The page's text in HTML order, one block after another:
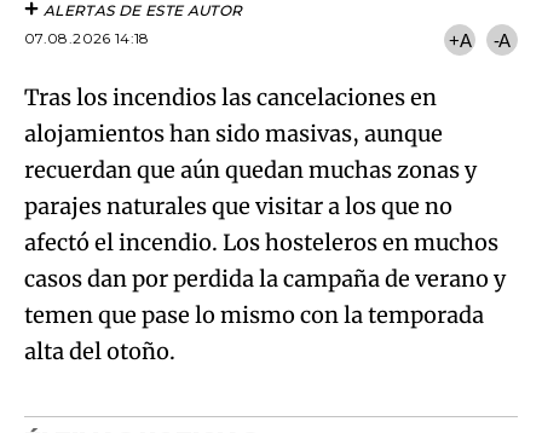
ALERTAS DE ESTE AUTOR
07.08.2026 14:18
+A -A
Tras los incendios las cancelaciones en
alojamientos han sido masivas, aunque
recuerdan que aún quedan muchas zonas y
parajes naturales que visitar a los que no
afectó el incendio. Los hosteleros en muchos
casos dan por perdida la campaña de verano y
temen que pase lo mismo con la temporada
alta del otoño.